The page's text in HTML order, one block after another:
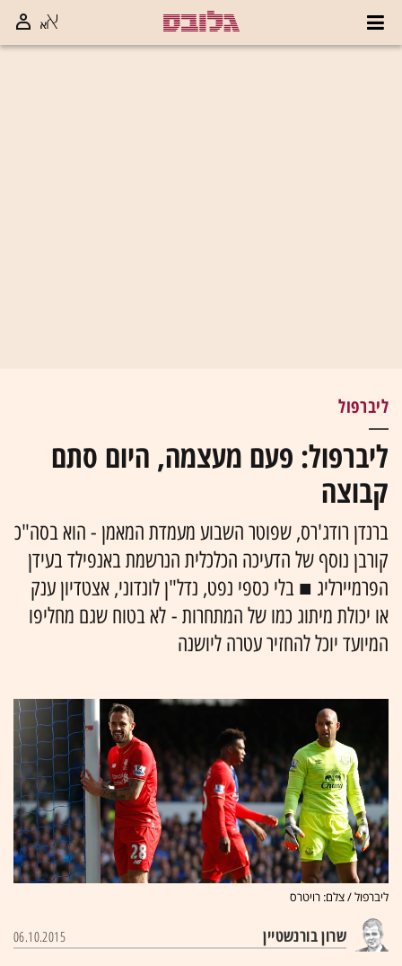
ליברפול
ליברפול: פעם מעצמה, היום סתם
קבוצה
ברנדן רודג'רס, שפוטר השבוע מעמדת המאמן - הוא בסה"כ
קורבן נוסף של הדעיכה הכלכלית הנרשמת באנפילד בעידן
הפרמיירליג ■ בלי כספי נפט, נדל"ן לונדוני, אצטדיון ענק
או יכולת מיתוג כמו של המתחרות - לא בטוח שגם מחליפו
המיועד יוכל להחזיר עטרה ליושנה
ליברפול / צלם: רויטרס
שרון בורנשטיין 06.10.2015